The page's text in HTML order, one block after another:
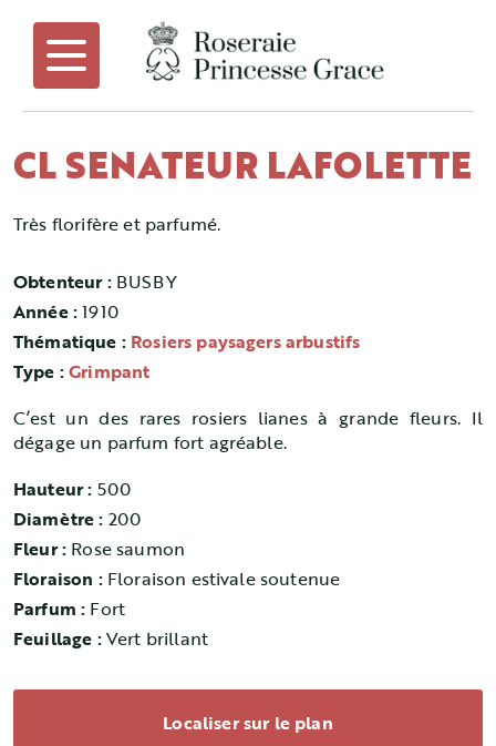
CL SENATEUR LAFOLETTE
Très florifère et parfumé.
Obtenteur : BUSBY
Année :1910
Thématique : Rosiers paysagers arbustifs
Type :Grimpant
C’est un des rares rosiers lianes à grande fleurs. Il
dégage un parfum fort agréable.
Hauteur : 500
Diamètre : 200
Fleur : Rose saumon
Floraison : Floraison estivale soutenue
Parfum : Fort
Feuillage :Vert brillant
Localiser sur le plan